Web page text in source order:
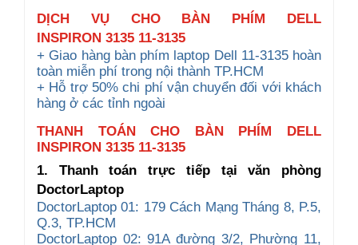
DỊCH VỤ CHO BÀN PHÍM DELL
INSPIRON 3135 11-3135
+ Giao hàng bàn phím laptop Dell 11-3135 hoàn
toàn miễn phí trong nội thành TP.HCM
+ Hỗ trợ 50% chi phí vận chuyển đối với khách
hàng ở các tỉnh ngoài
THANH TOÁN CHO BÀN PHÍM DELL
INSPIRON 3135 11-3135
1. Thanh toán trực tiếp tại văn phòng
DoctorLaptop
DoctorLaptop 01: 179 Cách Mạng Tháng 8, P.5,
Q.3, TP.HCM
DoctorLaptop 02: 91A đường 3/2, Phường 11,